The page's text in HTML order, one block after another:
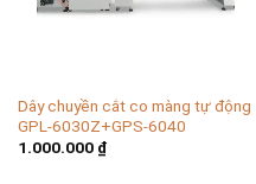
Dây chuyền cắt co màng tự động
GPL-6030Z+GPS-6040
1.000.000 ₫